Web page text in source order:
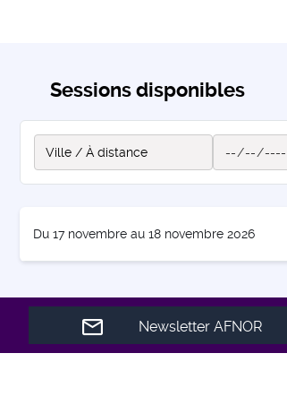
Sessions disponibles
Du 17 novembre au 18 novembre 2026
Newsletter AFNOR